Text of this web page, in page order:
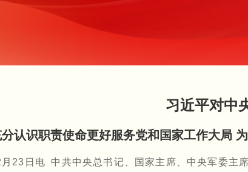
习近平对中
认识职责使命更好服务党和国家工作大局
23日电 中共中央总书记、国家主席、中央军委主